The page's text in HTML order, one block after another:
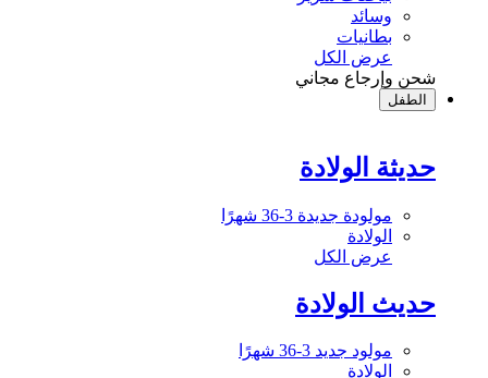
وسائد
بطانيات
عرض الكل
شحن وإرجاع مجاني
الطفل
حديثة الولادة
مولودة جديدة 3-36 شهرًا
الولادة
عرض الكل
حديث الولادة
مولود جديد 3-36 شهرًا
الولادة